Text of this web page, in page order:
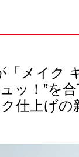
「メイク
ッ！”を
仕上げの